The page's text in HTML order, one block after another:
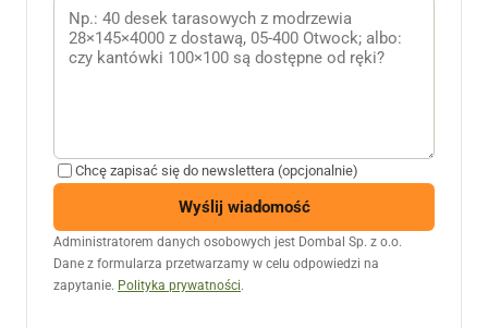
Chcę zapisać się do newslettera (opcjonalnie)
Wyślij wiadomość
Administratorem danych osobowych jest Dombal Sp. z o.o.
Dane z formularza przetwarzamy w celu odpowiedzi na
zapytanie. Polityka prywatności.